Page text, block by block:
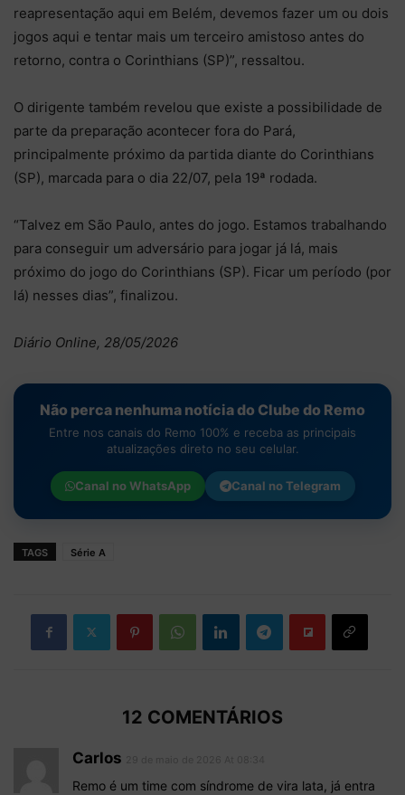
reapresentação aqui em Belém, devemos fazer um ou dois
jogos aqui e tentar mais um terceiro amistoso antes do
retorno, contra o Corinthians (SP)”, ressaltou.
O dirigente também revelou que existe a possibilidade de
parte da preparação acontecer fora do Pará,
principalmente próximo da partida diante do Corinthians
(SP), marcada para o dia 22/07, pela 19ª rodada.
“Talvez em São Paulo, antes do jogo. Estamos trabalhando
para conseguir um adversário para jogar já lá, mais
próximo do jogo do Corinthians (SP). Ficar um período (por
lá) nesses dias”, finalizou.
Diário Online, 28/05/2026
Não perca nenhuma notícia do Clube do Remo
Entre nos canais do Remo 100% e receba as principais
atualizações direto no seu celular.
Canal noWhatsApp Canal noTelegram
TAGS Série A
12 COMENTÁRIOS
Carlos
Remo é um time com síndrome de vira lata, já entra